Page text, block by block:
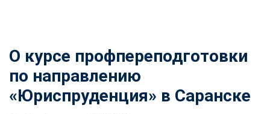
О курсе профпереподготовки
по направлению
«Юриспруденция» в Саранске